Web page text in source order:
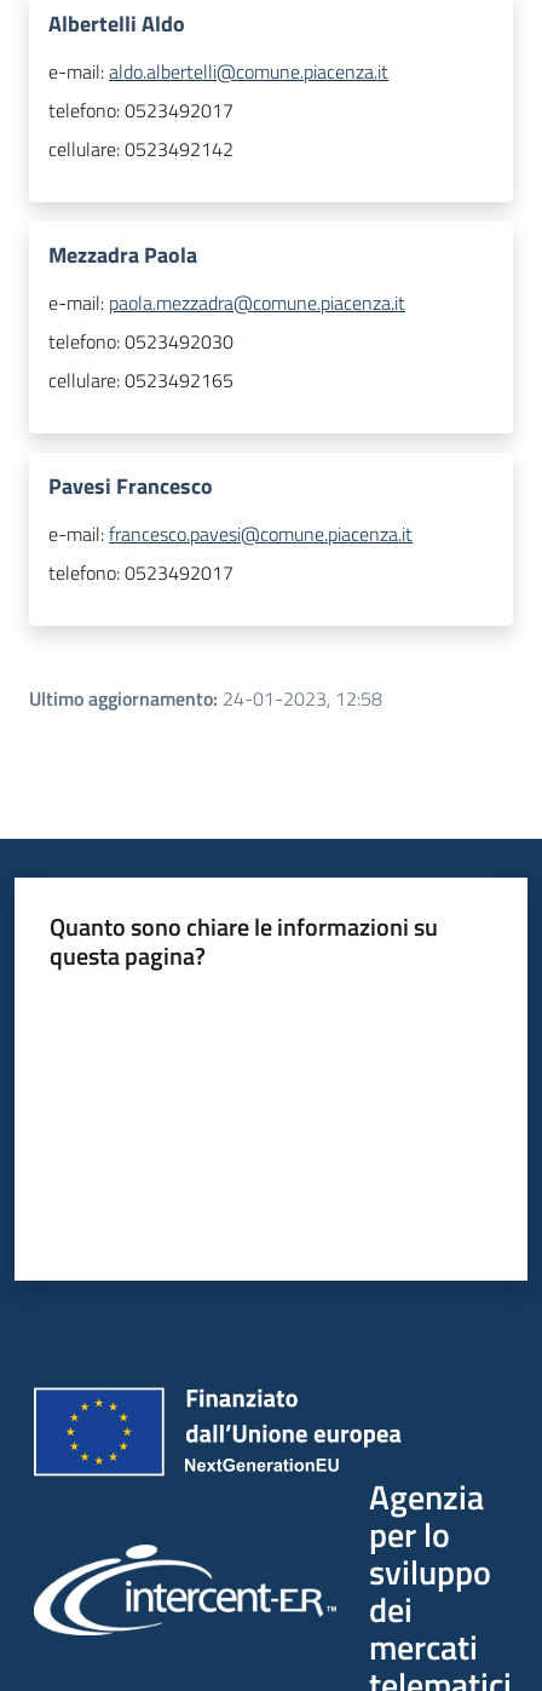
Albertelli Aldo
e-mail:aldo.albertelli@comune.piacenza.it
telefono:0523492017
cellulare:0523492142
Mezzadra Paola
e-mail: paola.mezzadra@comune.piacenza.it
telefono:0523492030
cellulare:0523492165
Pavesi Francesco
e-mail:francesco.pavesi@comune.piacenza.it
telefono:0523492017
Ultimo aggiornamento: 24-01-2023, 12:58
Quanto sono chiare le informazioni su
questa pagina?
Agenzia
per lo
sviluppo
dei
mercati